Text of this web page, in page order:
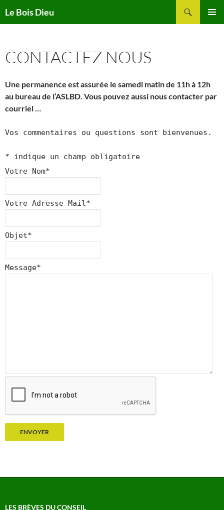
auLe Bois Dieu
CONTACTEZ NOUS
Une permanence est assurée le samedi matin de 11h à 12h
au bureau de l’ASLBD. Vous pouvez aussi nous contacter par
courriel …
Vos commentaires ou questions sont bienvenues.
*
indique un champ obligatoire
Votre Nom*
Votre Adresse Mail*
Objet*
Message*
LES BRÈVES DU CONSEIL